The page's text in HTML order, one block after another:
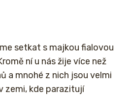
setkat s majkou fialovou
ní u nás žije více než
a mnohé z nich jsou velmi
zemi, kde parazitují